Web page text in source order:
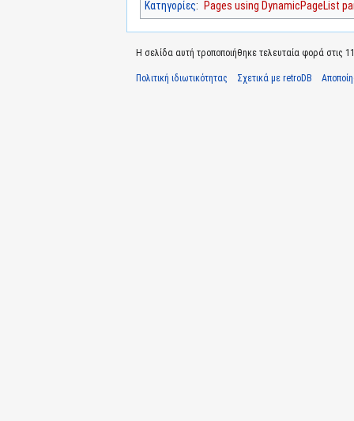
Κατηγορίες: Pages using DynamicPageList
Η σελίδα αυτή τροποποιήθηκε τελευταία φορά στις
Πολιτική ιδιωτικότητας Σχετικά με retroDB